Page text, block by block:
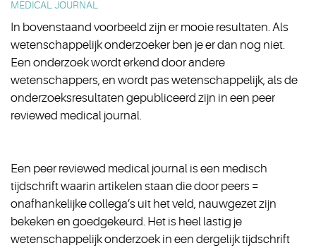
MEDICAL JOURNAL
In bovenstaand voorbeeld zijn er mooie resultaten. Als
wetenschappelijk onderzoeker ben je er dan nog niet.
Een onderzoek wordt erkend door andere
wetenschappers, en wordt pas wetenschappelijk, als de
onderzoeksresultaten gepubliceerd zijn in een peer
reviewed medical journal.
Een peer reviewed medical journal is een medisch
tijdschrift waarin artikelen staan die door peers =
onafhankelijke collega’s uit het veld, nauwgezet zijn
bekeken en goedgekeurd. Het is heel lastig je
wetenschappelijk onderzoek in een dergelijk tijdschrift